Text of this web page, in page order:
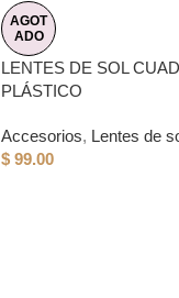
AGOT
ADO
LENTES DE SOL
PLÁSTICO
Accesorios, Lentes de
$ 99.00